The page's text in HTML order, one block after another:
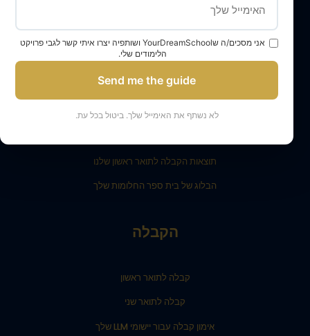
השירותים שלנו
צוות YourDreamSchool
בית ספר החלומות שלך, שותף להצלחה שלך
קבל תמיכה
תוצאות הקבלה לתואר ראשון שלנו
הבלוג של בית ספר החלומות שלך
הקבלה
קבלה לתואר ראשון
קבלה לתואר שני
אימון קבלה עבור יישומי LLM שלך
אני מסכים/ה שYourDreamSchool ושותפיה יצרו איתי קשר לגבי פרויקט
הלימודים שלי.
Send me the guide
לא נשתף את האימייל שלך. ביטול בכל עת.